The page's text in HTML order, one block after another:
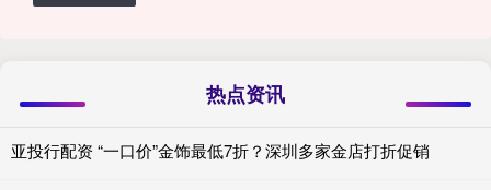
热点资讯
亚投行配资 “一口价”金饰最低7折？深圳多家金店打折促销